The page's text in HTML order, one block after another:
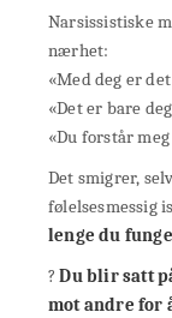
Narsissistiske
nærhet:
«Med deg er
«Det er bare
«Du forstår
Det smigrer,
følelsesmessig
lenge du
?Du blir satt
mot andre for